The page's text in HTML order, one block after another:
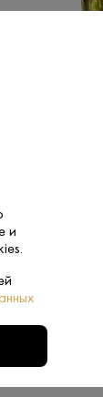
1 L
и